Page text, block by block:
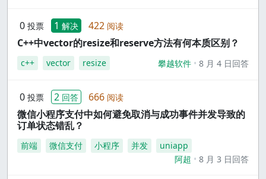
0 投票 1 解决 422 阅读
C++中vector的resize和reserve方法有何本质区别？
c++ vector resize 攀越软件 8 月 4 日回答
0 投票 2 回答 666 阅读
微信小程序支付中如何避免取消与成功事件并发导致的
订单状态错乱？
前端 微信支付 小程序 并发
uniapp
阿超
8 月 3 日回答